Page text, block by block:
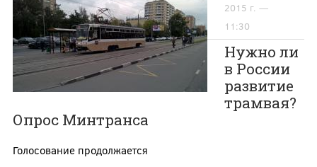
2015 г. —
11:30
Нужно ли
в России
развитие
трамвая?
Опрос Минтранса
Голосование продолжается